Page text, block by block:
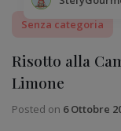
Senza categoria
Risotto alla
Limone
Posted on 6 Ottobre